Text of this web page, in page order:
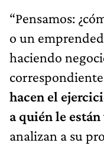
“Pensamos:
o un
haciendo
hacen el
a quién le
analizan a su